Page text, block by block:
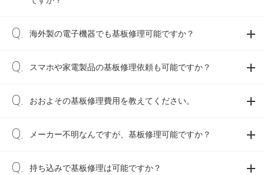
海外製の電子機器でも基板修理可能ですか？
スマホや家電製品の基板修理依頼も可能ですか？
おおよその基板修理費用を教えてください。
メーカー不明なんですが、基板修理可能ですか？
持ち込みで基板修理は可能ですか？